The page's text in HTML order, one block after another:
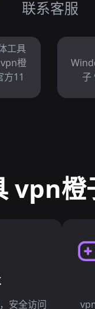
联系客服
工具
橙
方11
子
vpn橙
安全访问